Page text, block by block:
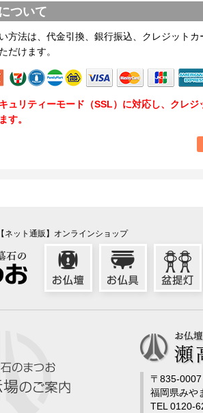
ついて
方法は、代金引換、銀行振込、クレジット
だけます。
ュリティーモード（SSL）に対応し、クレジ
す。
ネット通販】オンラインショップ
〒835-0007
福岡県みや
TEL 0120-